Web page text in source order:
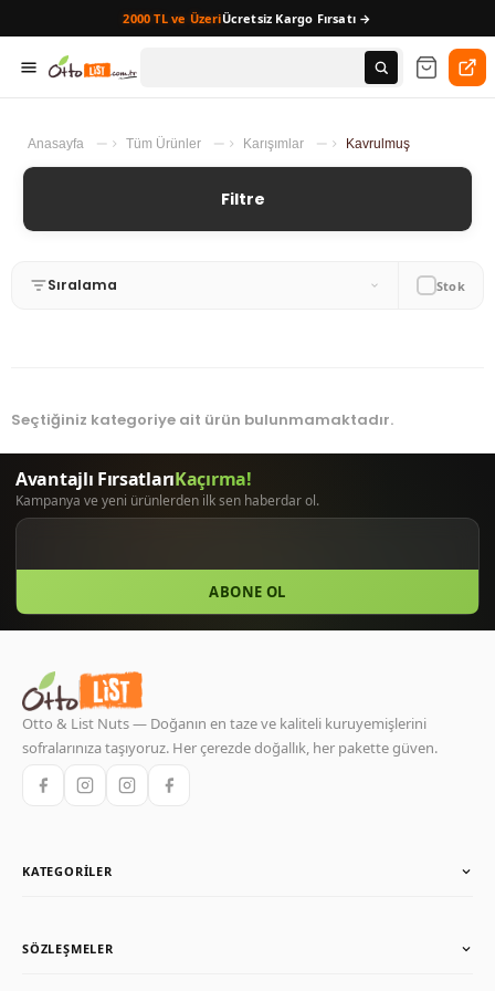
2000 TL ve ÜzeriÜcretsiz Kargo Fırsatı →
Anasayfa Tüm Ürünler Karışımlar Kavrulmuş
Filtre
Sıralama
Seçtiğiniz kategoriye ait ürün bulunmamaktadır.
ABONE OL
Otto & List Nuts — Doğanın en taze ve kaliteli kuruyemişlerini
sofralarınıza taşıyoruz. Her çerezde doğallık, her pakette güven.
KATEGORILER
Kuru Meyveler
SÖZLEŞMELER